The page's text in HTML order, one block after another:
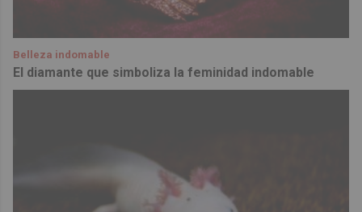
Belleza indomable
El diamante que simboliza la feminidad indomable